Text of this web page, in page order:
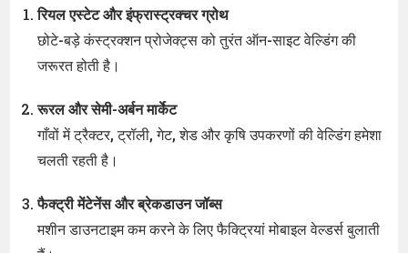
रियल एस्टेट और इंफ्रास्ट्रक्चर ग्रोथ
छोटे-बड़े कंस्ट्रक्शन प्रोजेक्ट्स को तुरंत ऑन-साइट वेल्डिंग की
जरूरत होती है।
रूरल और सेमी-अर्बन मार्केट
गाँवों में ट्रैक्टर, ट्रॉली, गेट, शेड और कृषि उपकरणों की वेल्डिंग हमेशा
चलती रहती है।
फैक्ट्री मेंटेनेंस और ब्रेकडाउन जॉब्स
मशीन डाउनटाइम कम करने के लिए फैक्ट्रियां मोबाइल वेल्डर्स बुलाती